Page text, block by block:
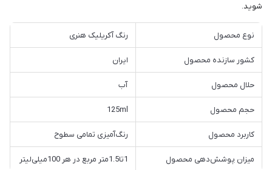
شوید.
نوع محصول رنگ آکریلیک هنری
کشور سازنده محصول ایران
حلال محصول آب
حجم محصول 125ml
کاربرد محصول رنگ‌آمیزی تمامی سطوح
میزان پوشش‌دهی محصول 1تا1.5متر مربع در هر 100میلی‌لیتر